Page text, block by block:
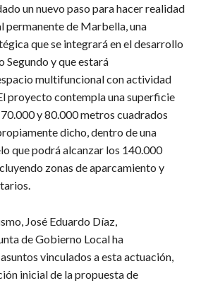
un nuevo paso para hacer realidad
de Marbella, una
que se integrará en el desarrollo
y que estará
multifuncional con actividad
proyecto contempla una superficie
y 80.000 metros cuadrados
dicho, dentro de una
que podrá alcanzar los 140.000
zonas de aparcamiento y
José Eduardo Díaz,
de Gobierno Local ha
vinculados a esta actuación,
inicial de la propuesta de